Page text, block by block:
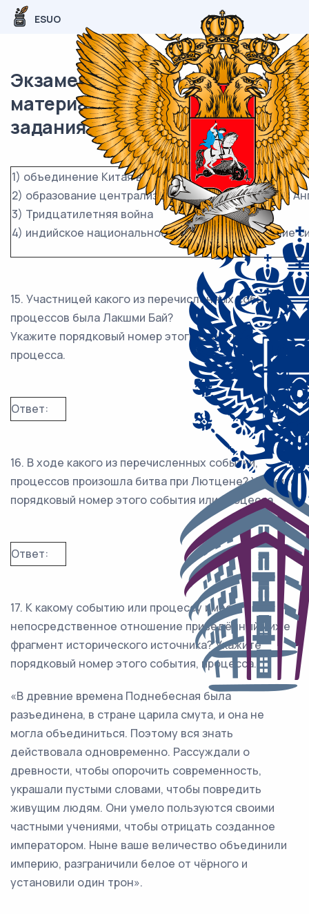
ESUO
Экзаменационный (типовой)
материал ОГЭ / История / 15-17
задания (24) / 52
1) объединение Китая в III в. до н.э.
2) образование централизованного государства в
3) Тридцатилетняя война
4) индийское национальное движение и восстание
15. Участницей какого из перечисленных событий,
процессов была Лакшми Бай?
Укажите порядковый номер этого события,
процесса.
Ответ:
16. В ходе какого из перечисленных событий,
процессов произошла битва при Лютцене? Укажите
порядковый номер этого события или процесса.
Ответ:
17. К какому событию или процессу имеет
непосредственное отношение приведённый ниже
фрагмент исторического источника? Укажите
порядковый номер этого события, процесса.
«В древние времена Поднебесная была
разъединена, в стране царила смута, и она не
могла объединиться. Поэтому вся знать
действовала одновременно. Рассуждали о
древности, чтобы опорочить современность,
украшали пустыми словами, чтобы повредить
живущим людям. Они умело пользуются своими
частными учениями, чтобы отрицать созданное
императором. Ныне ваше величество объединили
империю, разграничили белое от чёрного и
установили один трон».